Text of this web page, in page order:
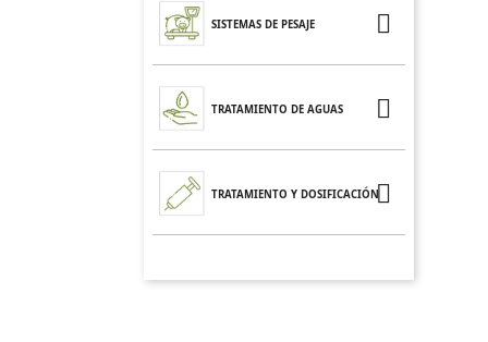
SISTEMAS DE PESAJE 
TRATAMIENTO DE AGUAS 
TRATAMIENTO Y DOSIFICACIÓN